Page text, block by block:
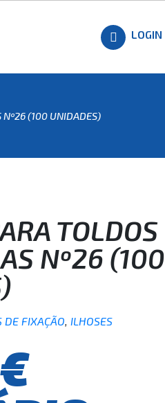
LOGIN
(100 UNIDADES)
TOLDOS
Nº26 (100
DE FIXAÇÃO, ILHOSES